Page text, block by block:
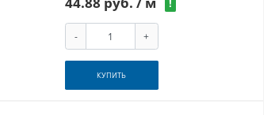
!
- +
КУПИТЬ